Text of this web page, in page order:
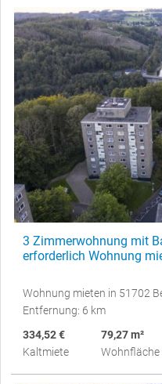
3 Zimmerwohnung mit
erforderlich Wohnung
Wohnung mieten in 51702
Entfernung: 6 km
334,52 €
Kaltmiete
79,27 m²
Wohnfläche